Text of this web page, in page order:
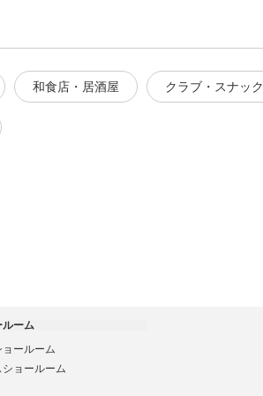
和食店・居酒屋 クラブ・スナック
ルーム
ールーム
ョールーム